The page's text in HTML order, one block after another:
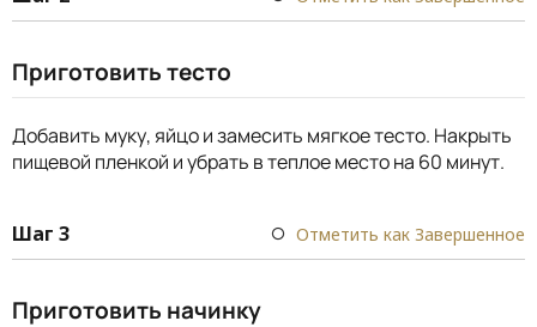
Приготовить тесто
Добавить муку, яйцо и замесить мягкое тесто. Накрыть
пищевой пленкой и убрать в теплое место на 60 минут.
Шаг 3 Отметить как Завершенное
Приготовить начинку